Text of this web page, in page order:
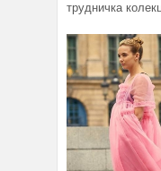
трудничка